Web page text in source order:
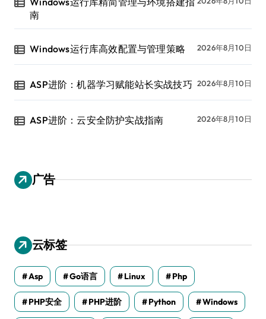
南
Windows运行库高效配置与管理策略 2026年8月10日
ASP进阶：机器学习赋能站长实战技巧 2026年8月10日
ASP进阶：云安全防护实战指南 2026年8月10日
广告
云标签
Asp Go语言 Linux Php
PHP安全 PHP进阶 Python Windows